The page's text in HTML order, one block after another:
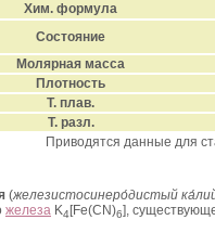
Хим. формула
Состояние
Молярная масса
Плотность
Т. плав.
Т. разл.
Приводятся данные для
(железистосинеро́дистый
железа K4[Fe(CN)6],